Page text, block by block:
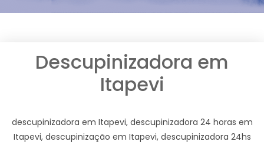
Descupinizadora em
Itapevi
descupinizadora em Itapevi, descupinizadora 24 horas em
Itapevi, descupinização em Itapevi, descupinizadora 24hs